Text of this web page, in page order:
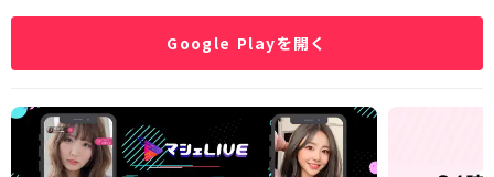
Google Playを開く